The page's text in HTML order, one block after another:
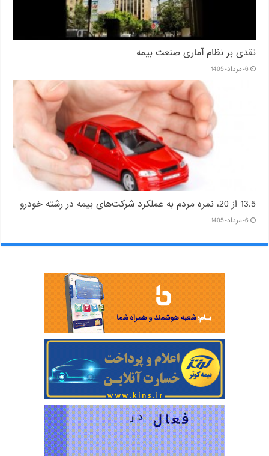
نقدی بر نظام آماری صنعت بیمه
6-مرداد-1405
13.5 از 20، نمره مردم به عملکرد شرکت‌های بیمه در رشته خودرو
6-مرداد-1405